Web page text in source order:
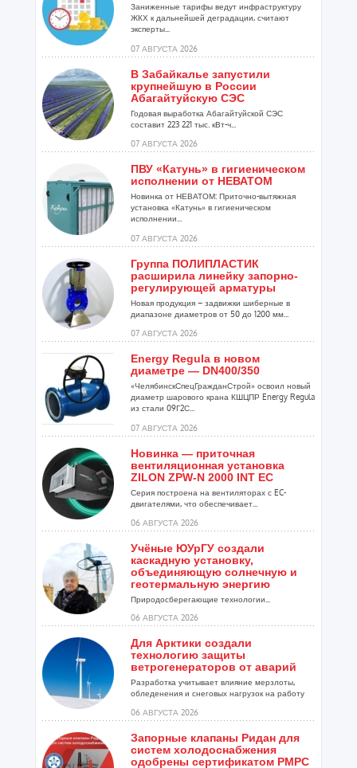
где можно купить сервопривода Джакомини с защелкой для теплых
полов нормально закрытые?
Re: Где купить оборудование Giacomini?
Giacomini Russia» 13 дек 2012, 07:59
Представительство уже работает, специалисты готовы ответить на
возникающие у Вас вопросы по оборудованию Giacomini.
Re: Где купить оборудование Giacomini?
Неужели итальянцы наконец то открыли свое представительство в
Где купить оборудование Giacomini?
Giacomini Russia» 12 дек 2012, 07:48
По вопросу приобретения оборудования можно обратиться к
официальным дистрибьюторам на территории России ("Мастер Ватт",
"Сантехкомплект", "Теплоимпорт"). Также Вы можете обратиться в
представительство Giacomini (контактные данные на сайте
" onclick="window.open(this.href);return false;)
Заниженные тарифы ведут инфраструктуру
ЖКХ к дальнейшей деградации, считают
эксперты...
07 АВГУСТА 2026
В Забайкалье запустили
крупнейшую в России
Абагайтуйскую СЭС
Годовая выработка Абагайтуйской СЭС
составит 223 221 тыс. кВт-ч...
07 АВГУСТА 2026
ПВУ «Катунь» в гигиеническом
исполнении от НЕВАТОМ
Новинка от НЕВАТОМ: Приточно-вытяжная
установка «Катунь» в гигиеническом
исполнении...
07 АВГУСТА 2026
Группа ПОЛИПЛАСТИК
расширила линейку запорно-
регулирующей арматуры
Новая продукция – задвижки шиберные в
диапазоне диаметров от 50 до 1200 мм...
07 АВГУСТА 2026
Energy Regula в новом
диаметре — DN400/350
«ЧелябинскСпецГражданСтрой» освоил новый
диаметр шарового крана КШЦПР Energy Regula
из стали 09Г2С...
07 АВГУСТА 2026
Новинка — приточная
вентиляционная установка
ZILON ZPW-N 2000 INT EC
Серия построена на вентиляторах с EC-
двигателями, что обеспечивает...
06 АВГУСТА 2026
Учёные ЮУрГУ создали
каскадную установку,
объединяющую солнечную и
геотермальную энергию
Природосберегающие технологии...
06 АВГУСТА 2026
Для Арктики создали
технологию защиты
ветрогенераторов от аварий
Разработка учитывает влияние мерзлоты,
обледенения и снеговых нагрузок на работу
06 АВГУСТА 2026
Запорные клапаны Ридан для
систем холодоснабжения
одобрены сертификатом РМРС